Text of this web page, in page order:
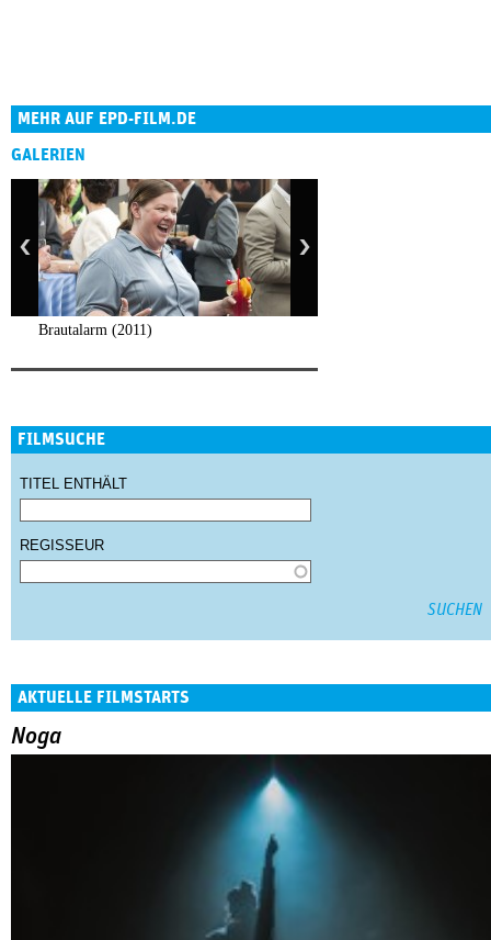
MEHR AUF EPD-FILM.DE
GALERIEN
Brautalarm (2011)
FILMSUCHE
TITEL ENTHÄLT
REGISSEUR
AKTUELLE FILMSTARTS
Noga